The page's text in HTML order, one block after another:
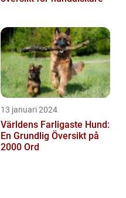
13 januari 2024
Världens Farligaste Hund:
En Grundlig Översikt på
2000 Ord